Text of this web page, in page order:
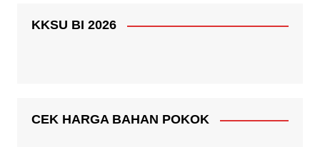
KKSU BI 2026
CEK HARGA BAHAN POKOK